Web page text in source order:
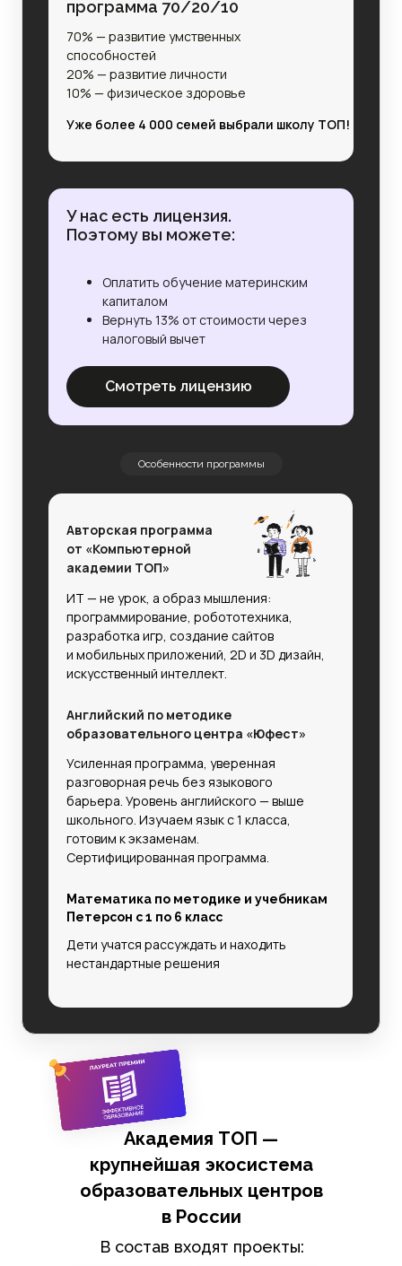
У нас есть лицензия.
Поэтому вы можете:
Оплатить обучение материнским
капиталом
Вернуть 13% от стоимости через
налоговый вычет
Особенности программы
Смотреть лицензию
программа 70/20/10
Английский по методике
образовательного центра «Юфест»
Усиленная программа, уверенная
разговорная речь без языкового
барьера. Уровень английского — выше
школьного. Изучаем язык с 1 класса,
готовим к экзаменам.
Сертифицированная программа.
Авторская программа
от «Компьютерной
академии ТОП»
ИТ — не урок, а образ мышления:
программирование, робототехника,
разработка игр, создание сайтов
и мобильных приложений, 2D и 3D дизайн,
искусственный интеллект.
Математика по методике и учебникам
Петерсон с 1 по 6 класс
Дети учатся рассуждать и находить
нестандартные решения
70% — развитие умственных
способностей
20% — развитие личности
10% — физическое здоровье
Уже более 4 000 семей выбрали школу ТОП!
Академия ТОП —
крупнейшая экосистема
образовательных центров
в России
В состав входят проекты: